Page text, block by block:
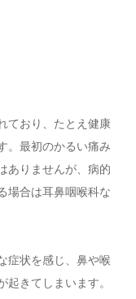
ており、たとえ健康
。最初のかるい痛み
ありませんが、病的
場合は耳鼻咽喉科な
症状を感じ、鼻や喉
きてしまいます。